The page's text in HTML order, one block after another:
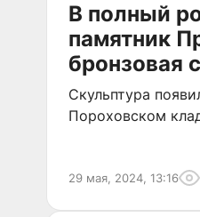
В полный
памятник
бронзовая
Скульптура
Пороховском
29 мая, 2024, 13:16